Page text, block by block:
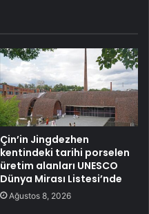
Çin’in Jingdezhen
kentindeki tarihi porselen
üretim alanları UNESCO
Dünya Mirası Listesi’nde
Ağustos 8, 2026